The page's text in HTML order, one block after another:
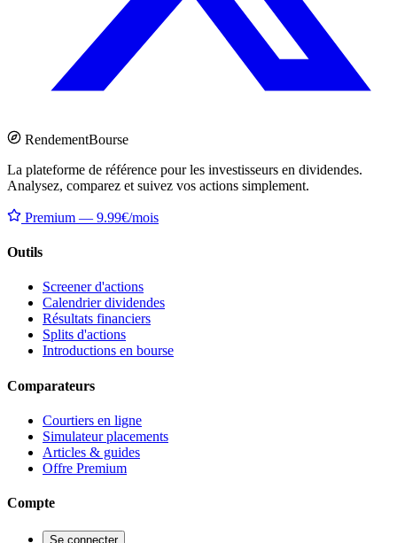
RendementBourse
La plateforme de référence pour les investisseurs en dividendes.
Analysez, comparez et suivez vos actions simplement.
Premium — 9.99€/mois
Outils
Screener d'actions
Calendrier dividendes
Résultats financiers
Splits d'actions
Introductions en bourse
Comparateurs
Courtiers en ligne
Simulateur placements
Articles & guides
Offre Premium
Compte
Se connecter